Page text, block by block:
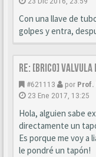
Con una llave de
golpes y entra,
Re: [BRICO]
#621113 por Prof.
23 Ene 2017, 13:25
Hola, alguien sabe
directamente un
Es porque me voy a
le pondré un tapón!